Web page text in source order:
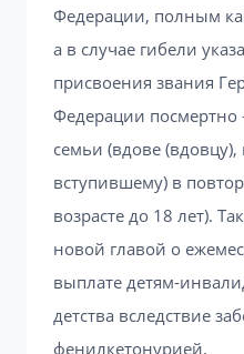
Федерации, полным
а в случае гибели
присвоения звания
Федерации
семьи (вдове
вступившему) в
возрасте до 18 лет).
новой главой о
выплате детям-
детства вследствие
фенилкетонурией.